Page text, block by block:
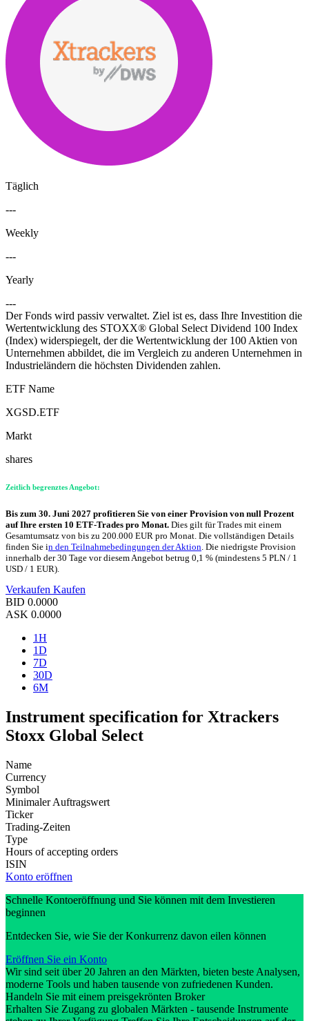
Täglich
---
Weekly
---
Yearly
---
Der Fonds wird passiv verwaltet. Ziel ist es, dass Ihre Investition die
Wertentwicklung des STOXX® Global Select Dividend 100 Index
(Index) widerspiegelt, der die Wertentwicklung der 100 Aktien von
Unternehmen abbildet, die im Vergleich zu anderen Unternehmen in
Industrieländern die höchsten Dividenden zahlen.
ETF Name
XGSD.ETF
Markt
shares
Zeitlich begrenztes Angebot:
Bis zum 30. Juni 2027 profitieren Sie von einer Provision von null Prozent
auf Ihre ersten 10 ETF-Trades pro Monat. Dies gilt für Trades mit einem
Gesamtumsatz von bis zu 200.000 EUR pro Monat. Die vollständigen Details
finden Sie in den Teilnahmebedingungen der Aktion. Die niedrigste Provision
innerhalb der 30 Tage vor diesem Angebot betrug 0,1 % (mindestens 5 PLN / 1
USD / 1 EUR).
Verkaufen Kaufen
BID 0.0000
ASK 0.0000
1H
1D
7D
30D
6M
Instrument specification for Xtrackers
Stoxx Global Select
Name
Currency
Symbol
Minimaler Auftragswert
Ticker
Trading-Zeiten
Type
Hours of accepting orders
ISIN
Konto eröffnen
Schnelle Kontoeröffnung und Sie können mit dem Investieren
beginnen
Entdecken Sie, wie Sie der Konkurrenz davon eilen können
Eröffnen Sie ein Konto
Wir sind seit über 20 Jahren an den Märkten, bieten beste Analysen,
moderne Tools und haben tausende von zufriedenen Kunden.
Handeln Sie mit einem preisgekrönten Broker
Erhalten Sie Zugang zu globalen Märkten - tausende Instrumente